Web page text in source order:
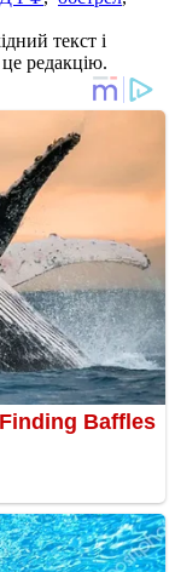
текст і
редакцію.